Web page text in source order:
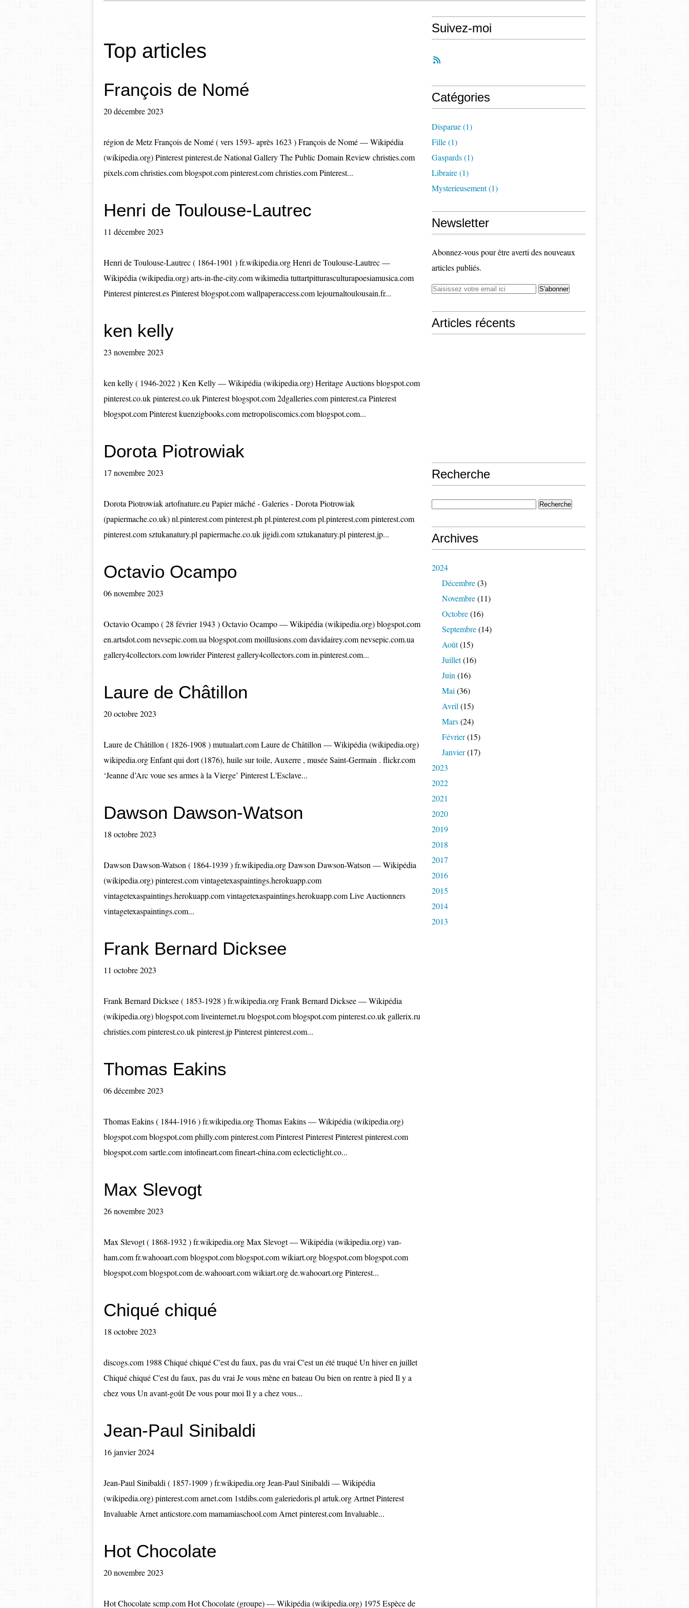
Top articles
François de Nomé
20 décembre 2023
région de Metz François de Nomé ( vers 1593- après 1623 ) François de Nomé — Wikipédia
(wikipedia.org) Pinterest pinterest.de National Gallery The Public Domain Review christies.com
pixels.com christies.com blogspot.com pinterest.com christies.com Pinterest...
Henri de Toulouse-Lautrec
11 décembre 2023
Henri de Toulouse-Lautrec ( 1864-1901 ) fr.wikipedia.org Henri de Toulouse-Lautrec —
Wikipédia (wikipedia.org) arts-in-the-city.com wikimedia tuttartpitturasculturapoesiamusica.com
Pinterest pinterest.es Pinterest blogspot.com wallpaperaccess.com lejournaltoulousain.fr...
ken kelly
23 novembre 2023
ken kelly ( 1946-2022 ) Ken Kelly — Wikipédia (wikipedia.org) Heritage Auctions blogspot.com
pinterest.co.uk pinterest.co.uk Pinterest blogspot.com 2dgalleries.com pinterest.ca Pinterest
blogspot.com Pinterest kuenzigbooks.com metropoliscomics.com blogspot.com...
Dorota Piotrowiak
17 novembre 2023
Dorota Piotrowiak artofnature.eu Papier mâché - Galeries - Dorota Piotrowiak
(papiermache.co.uk) nl.pinterest.com pinterest.ph pl.pinterest.com pl.pinterest.com pinterest.com
pinterest.com sztukanatury.pl papiermache.co.uk jigidi.com sztukanatury.pl pinterest.jp...
Octavio Ocampo
06 novembre 2023
Octavio Ocampo ( 28 février 1943 ) Octavio Ocampo — Wikipédia (wikipedia.org) blogspot.com
en.artsdot.com nevsepic.com.ua blogspot.com moillusions.com davidairey.com nevsepic.com.ua
gallery4collectors.com lowrider Pinterest gallery4collectors.com in.pinterest.com...
Laure de Châtillon
20 octobre 2023
Laure de Châtillon ( 1826-1908 ) mutualart.com Laure de Châtillon — Wikipédia (wikipedia.org)
wikipedia.org Enfant qui dort (1876), huile sur toile, Auxerre , musée Saint-Germain . flickr.com
‘Jeanne d’Arc voue ses armes à la Vierge’ Pinterest L'Esclave...
Dawson Dawson-Watson
18 octobre 2023
Dawson Dawson-Watson ( 1864-1939 ) fr.wikipedia.org Dawson Dawson-Watson — Wikipédia
(wikipedia.org) pinterest.com vintagetexaspaintings.herokuapp.com
vintagetexaspaintings.herokuapp.com vintagetexaspaintings.herokuapp.com Live Auctionners
vintagetexaspaintings.com...
Frank Bernard Dicksee
11 octobre 2023
Frank Bernard Dicksee ( 1853-1928 ) fr.wikipedia.org Frank Bernard Dicksee — Wikipédia
(wikipedia.org) blogspot.com liveinternet.ru blogspot.com blogspot.com pinterest.co.uk gallerix.ru
christies.com pinterest.co.uk pinterest.jp Pinterest pinterest.com...
Thomas Eakins
06 décembre 2023
Thomas Eakins ( 1844-1916 ) fr.wikipedia.org Thomas Eakins — Wikipédia (wikipedia.org)
blogspot.com blogspot.com philly.com pinterest.com Pinterest Pinterest Pinterest pinterest.com
blogspot.com sartle.com intofineart.com fineart-china.com eclecticlight.co...
Max Slevogt
26 novembre 2023
Max Slevogt ( 1868-1932 ) fr.wikipedia.org Max Slevogt — Wikipédia (wikipedia.org) van-
ham.com fr.wahooart.com blogspot.com blogspot.com wikiart.org blogspot.com blogspot.com
blogspot.com blogspot.com de.wahooart.com wikiart.org de.wahooart.org Pinterest...
Chiqué chiqué
18 octobre 2023
discogs.com 1988 Chiqué chiqué C'est du faux, pas du vrai C'est un été truqué Un hiver en juillet
Chiqué chiqué C'est du faux, pas du vrai Je vous mène en bateau Ou bien on rentre à pied Il y a
chez vous Un avant-goût De vous pour moi Il y a chez vous...
Jean-Paul Sinibaldi
16 janvier 2024
Jean-Paul Sinibaldi ( 1857-1909 ) fr.wikipedia.org Jean-Paul Sinibaldi — Wikipédia
(wikipedia.org) pinterest.com arnet.com 1stdibs.com galeriedoris.pl artuk.org Artnet Pinterest
Invaluable Arnet anticstore.com mamamiaschool.com Arnet pinterest.com Invaluable...
Hot Chocolate
20 novembre 2023
Hot Chocolate scmp.com Hot Chocolate (groupe) — Wikipédia (wikipedia.org) 1975 Espèce de
Suivez-moi
Catégories
Disparue(1)
Fille(1)
Gaspards(1)
Libraire(1)
Mysterieusement(1)
Newsletter
Abonnez-vous pour être averti des nouveaux
articles publiés.
Articles récents
Recherche
Archives
2024
Décembre(3)
Novembre(11)
Octobre(16)
Septembre(14)
Août(15)
Juillet(16)
Juin (16)
Mai (36)
Avril (15)
Mars(24)
Février(15)
Janvier(17)
2023
2022
2021
2020
2019
2018
2017
2016
2015
2014
2013